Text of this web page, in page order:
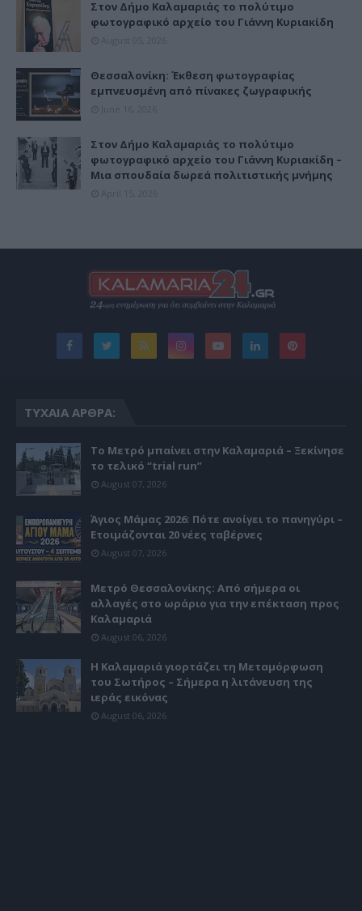
Στον Δήμο Καλαμαριάς το πολύτιμο
φωτογραφικό αρχείο του Γιάννη Κυριακίδη
Θεσσαλονίκη: Έκθεση φωτογραφίας
εμπνευσμένη από πίνακες ζωγραφικής
Στον Δήμο Καλαμαριάς το πολύτιμο
φωτογραφικό αρχείο του Γιάννη Κυριακίδη –
Μια σπουδαία δωρεά πολιτιστικής μνήμης
ΤΥΧΑΊΑ ΆΡΘΡΑ:
Το Μετρό μπαίνει στην Καλαμαριά – Ξεκίνησε
το τελικό “trial run”
August 07, 2026
Άγιος Μάμας 2026: Πότε ανοίγει το πανηγύρι –
Ετοιμάζονται 20 νέες ταβέρνες
August 07, 2026
Μετρό Θεσσαλονίκης: Από σήμερα οι
αλλαγές στο ωράριο για την επέκταση προς
Καλαμαριά
August 06, 2026
Η Καλαμαριά γιορτάζει τη Μεταμόρφωση
του Σωτήρος – Σήμερα η λιτάνευση της
ιεράς εικόνας
August 06, 2026